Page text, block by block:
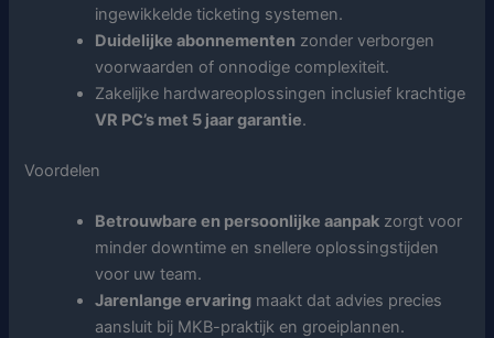
ingewikkelde ticketing systemen.
Duidelijke abonnementen zonder verborgen
voorwaarden of onnodige complexiteit.
Zakelijke hardwareoplossingen inclusief krachtige
VR PC’s met 5 jaar garantie.
Voordelen
Betrouwbare en persoonlijke aanpak zorgt voor
minder downtime en snellere oplossingstijden
voor uw team.
Jarenlange ervaring maakt dat advies precies
aansluit bij MKB-praktijk en groeiplannen.